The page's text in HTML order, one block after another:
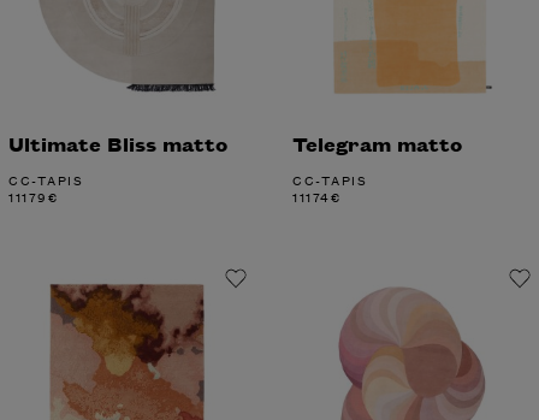
Ultimate Bliss matto
CC-TAPIS
11179€
Telegram matto
CC-TAPIS
11174€